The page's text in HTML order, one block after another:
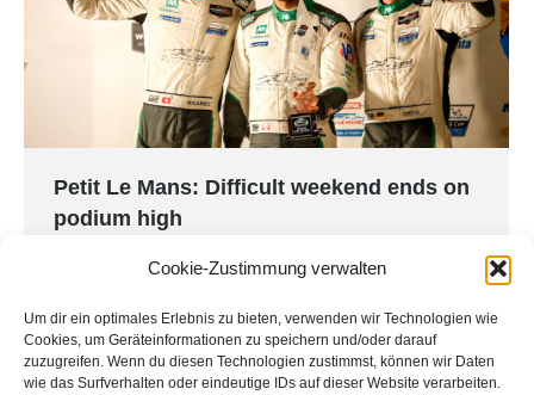
Cookie-Zustimmung verwalten
Um dir ein optimales Erlebnis zu bieten, verwenden wir Technologien wie
Cookies, um Geräteinformationen zu speichern und/oder darauf
zuzugreifen. Wenn du diesen Technologien zustimmst, können wir Daten
wie das Surfverhalten oder eindeutige IDs auf dieser Website verarbeiten.
Petit Le Mans: Difficult weekend ends on
podium high
Petit Le Mans Press By
Land Motorsport
The 22nd running of Motul Petit Le Mans was one
of the toughest in the history of the classic
endurance race, with exciting on-track battles,